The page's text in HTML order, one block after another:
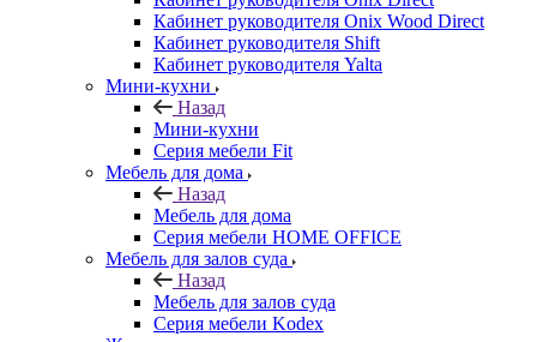
Кабинет руководителя Onix Wood Direct
Кабинет руководителя Shift
Кабинет руководителя Yalta
Мини-кухни
Назад
Мини-кухни
Серия мебели Fit
Мебель для дома
Назад
Мебель для дома
Серия мебели HOME OFFICE
Мебель для залов суда
Назад
Мебель для залов суда
Серия мебели Kodex